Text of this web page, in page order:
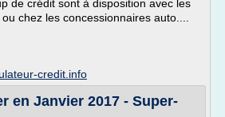
de crédit sont à disposition avec les
chez les concessionnaires auto....
credit.info
en Janvier 2017 - Super-